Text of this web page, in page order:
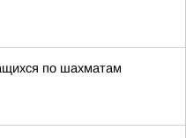
по шахматам